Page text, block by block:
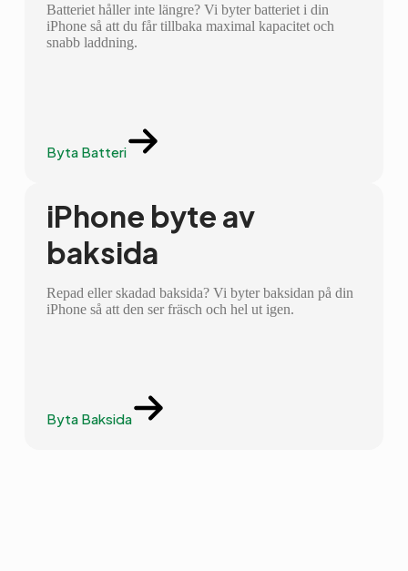
Batteriet håller inte längre? Vi byter batteriet i din
iPhone så att du får tillbaka maximal kapacitet och
snabb laddning.
Byta Batteri
iPhone byte av
baksida
Repad eller skadad baksida? Vi byter baksidan på din
iPhone så att den ser fräsch och hel ut igen.
Byta Baksida